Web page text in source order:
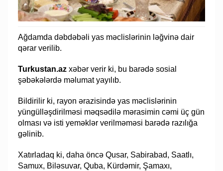
Ağdamda dəbdəbəli yas məclislərinin ləğvinə dair
qərar verilib.
Turkustan.az xəbər verir ki, bu barədə sosial
şəbəkələrdə məlumat yayılıb.
Bildirilir ki, rayon ərazisində yas məclislərinin
yüngülləşdirilməsi məqsədilə mərasimin cəmi üç gün
olması və isti yeməklər verilməməsi barədə razılığa
gəlinib.
Xatırladaq ki, daha öncə Qusar, Sabirabad, Saatlı,
Samux, Biləsuvar, Quba, Kürdəmir, Şamaxı,